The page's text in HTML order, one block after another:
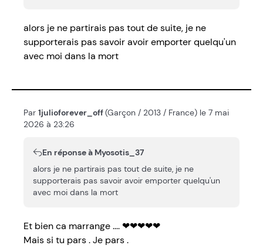
alors je ne partirais pas tout de suite, je ne
supporterais pas savoir avoir emporter quelqu'un
avec moi dans la mort
Par 1julioforever_off(Garçon / 2013 / France) le 7 mai
2026 à 23:26
En réponse à Myosotis_37
alors je ne partirais pas tout de suite, je ne
supporterais pas savoir avoir emporter quelqu'un
avec moi dans la mort
Et bien ca marrange .... ❤❤❤❤❤
Mais si tu pars . Je pars .